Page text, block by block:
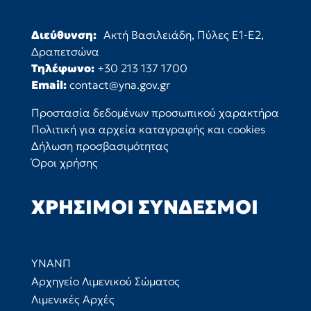
Διεύθυνση: Ακτή Βασιλειάδη, Πύλες Ε1-Ε2,
Δραπετσώνα
Τηλέφωνο: +30 213 137 1700
Email: contact@yna.gov.gr
Προστασία δεδομένων προσωπικού χαρακτήρα
Πολιτική για αρχεία καταγραφής και cookies
Δήλωση προσβασιμότητας
Όροι χρήσης
ΧΡΉΣΙΜΟΙ ΣΎΝΔΕΣΜΟΙ
ΥΝΑΝΠ
Αρχηγείο Λιμενικού Σώματος
Λιμενικές Αρχές